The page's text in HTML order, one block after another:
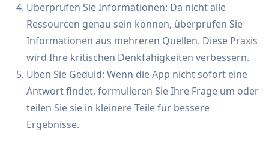
Überprüfen Sie Informationen: Da nicht alle
Ressourcen genau sein können, überprüfen Sie
Informationen aus mehreren Quellen. Diese Praxis
wird Ihre kritischen Denkfähigkeiten verbessern.
Üben Sie Geduld: Wenn die App nicht sofort eine
Antwort findet, formulieren Sie Ihre Frage um oder
teilen Sie sie in kleinere Teile für bessere
Ergebnisse.